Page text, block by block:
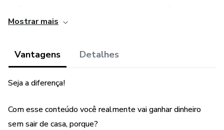
como compartilhar suas habilidades e conhecimentos com
➡ Passo a Passo Simples: Este eBook orienta você
lançamento e marketing de seus infoprodutos.
➡ Dicas de Marketing Poderosas: Aprenda estratégias
comprovadas para alcançar seu público-alvo e aumentar
Mostrar mais
Vantagens Detalhes
Seja a diferença!
Com esse conteúdo você realmente vai ganhar dinheiro
sem sair de casa, porque?